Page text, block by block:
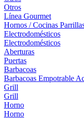
Otros
Línea Gourmet
Hornos / Cocinas
Electrodomésticos
Electrodomésticos
Aberturas
Puertas
Barbacoas
Barbacoas Empotrable
Grill
Grill
Horno
Horno